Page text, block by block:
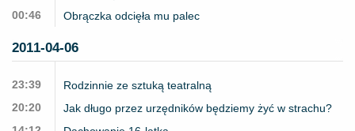
00:46
Obrączka odcięła mu palec
2011-04-06
23:39
Rodzinnie ze sztuką teatralną
20:20
Jak długo przez urzędników będziemy żyć w strachu?